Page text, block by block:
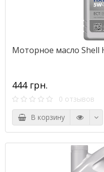
Моторное масло Shell
444 грн.
0 отзывов
В корзину